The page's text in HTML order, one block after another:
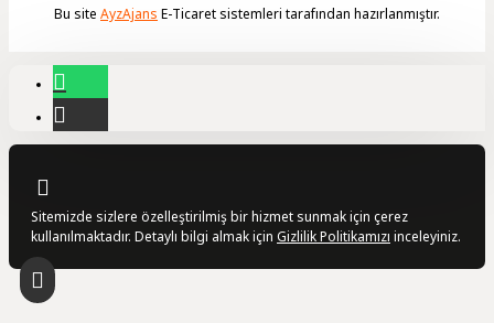
Bu site AyzAjans E-Ticaret sistemleri tarafından hazırlanmıştır.
Sitemizde sizlere özelleştirilmiş bir hizmet sunmak için çerez
kullanılmaktadır. Detaylı bilgi almak için Gizlilik Politikamızı inceleyiniz.